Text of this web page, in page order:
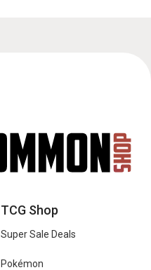
TCG Shop
Super Sale Deals
Pokémon